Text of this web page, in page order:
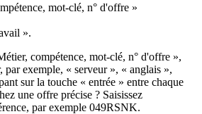
mot-clé, n° d'offre »
».
compétence, mot-clé, n° d'offre »,
par exemple, « serveur », « anglais »,
sur la touche « entrée » entre chaque
une offre précise ? Saisissez
par exemple 049RSNK.